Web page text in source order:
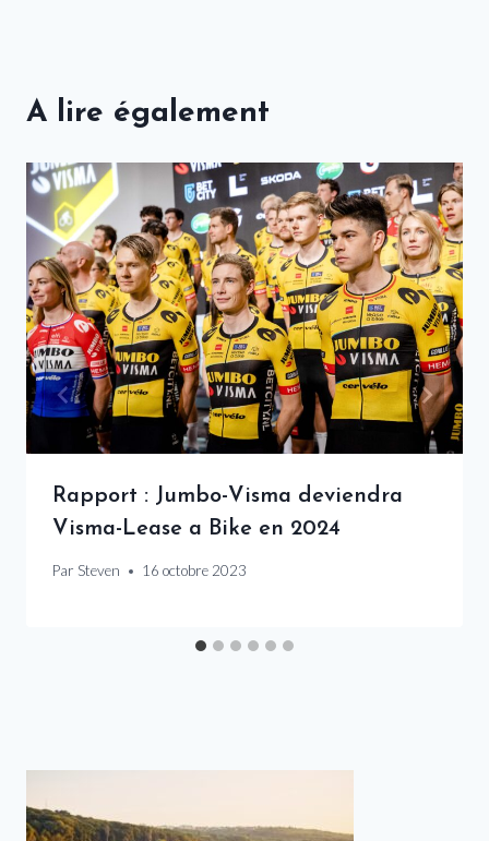
A lire également
Rapport : Jumbo-Visma deviendra
Visma-Lease a Bike en 2024
Par Steven 16 octobre 2023